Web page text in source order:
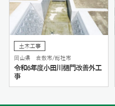
土木工事
岡山県 倉敷市/総社市
令和6年度小田川樋門改善外工
事